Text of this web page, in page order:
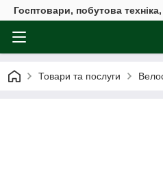
Госптовари, побутова
Товари та послуги